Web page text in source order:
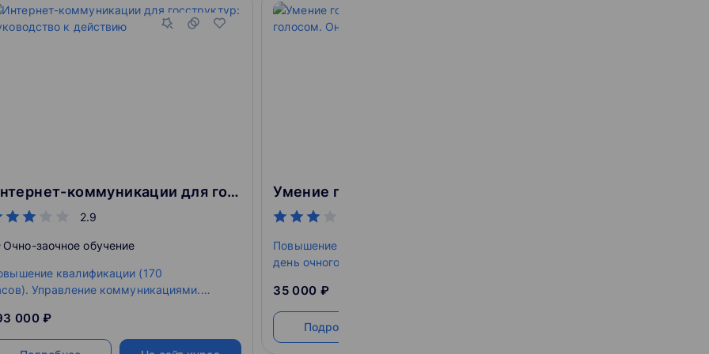
Интернет-коммуникации для госструктур: руководство к действию
2.9
Очно-заочное обучение
квалификации (170
Управление коммуникациями.
решения и управлять
кампаниями разного
000 ₽
Повышение квалификации 16 ак. часов 1
день очного обучения c 09:00 до 14:30
35 000 ₽
Подробнее